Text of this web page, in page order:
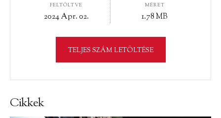
FELTÖLTVE
2024 Apr. 02.
MÉRET
1.78 MB
TELJES SZÁM LETÖLTÉSE
Cikkek